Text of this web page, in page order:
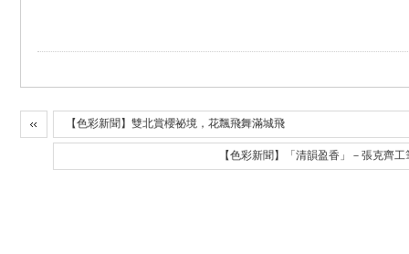
【色彩新聞】雙北賞櫻祕境，花飄飛舞滿城飛
【色彩新聞】「清韻盈香」－張克齊